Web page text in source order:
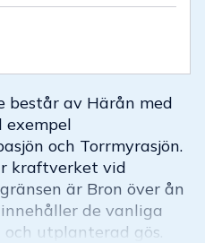
består av Härån med
exempel
och Torrmyrasjön.
kraftverket vid
är Bron över ån
de vanliga
utplanterad gös.